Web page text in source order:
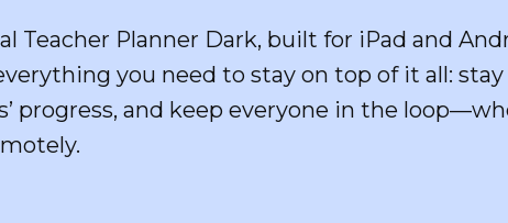
Teacher Planner Dark, built for iPad and
you need to stay on top of it all: stay
progress, and keep everyone in the